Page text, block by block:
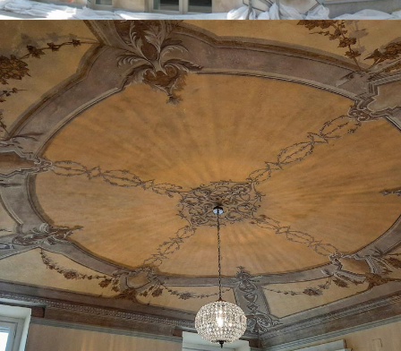
Creazione dipinti dimora Piazza Vittorio
Torino